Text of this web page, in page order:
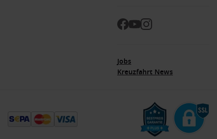
Jobs
Kreuzfahrt News